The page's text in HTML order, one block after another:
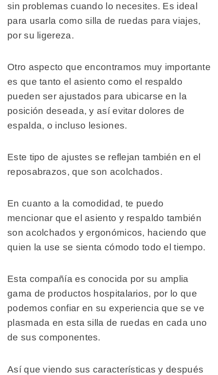
sin problemas cuando lo necesites. Es ideal
para usarla como silla de ruedas para viajes,
por su ligereza.
Otro aspecto que encontramos muy importante
es que tanto el asiento como el respaldo
pueden ser ajustados para ubicarse en la
posición deseada, y así evitar dolores de
espalda, o incluso lesiones.
Este tipo de ajustes se reflejan también en el
reposabrazos, que son acolchados.
En cuanto a la comodidad, te puedo
mencionar que el asiento y respaldo también
son acolchados y ergonómicos, haciendo que
quien la use se sienta cómodo todo el tiempo.
Esta compañía es conocida por su amplia
gama de productos hospitalarios, por lo que
podemos confiar en su experiencia que se ve
plasmada en esta silla de ruedas en cada uno
de sus componentes.
Así que viendo sus características y después